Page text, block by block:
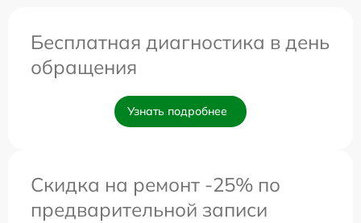
Бесплатная диагностика в день
обращения
Узнать подробнее
Скидка на ремонт -25% по
предварительной записи